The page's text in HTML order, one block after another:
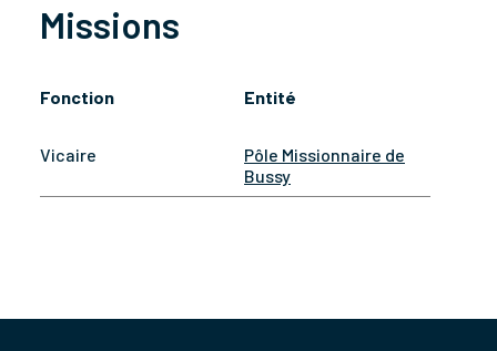
Missions
Fonction Entité
Vicaire
Pôle Missionnaire de
Bussy